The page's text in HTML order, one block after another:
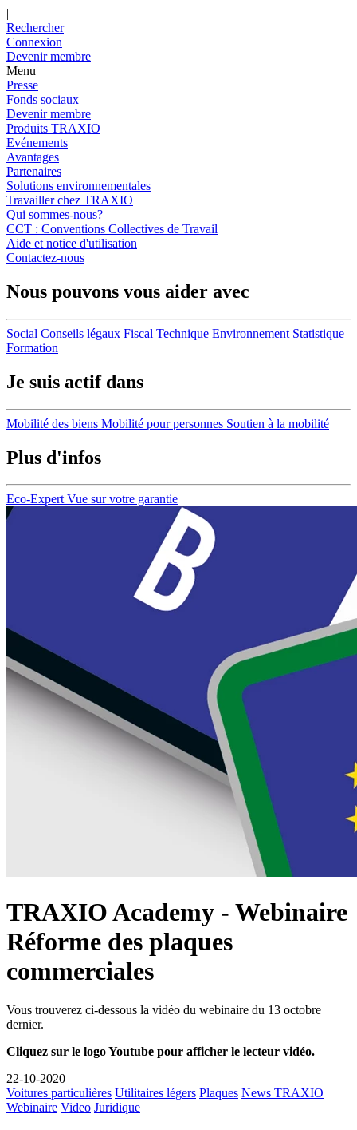
|
Rechercher
Connexion
Devenir membre
Menu
Presse
Fonds sociaux
Devenir membre
Produits TRAXIO
Evénements
Avantages
Partenaires
Solutions environnementales
Travailler chez TRAXIO
Qui sommes-nous?
CCT : Conventions Collectives de Travail
Aide et notice d'utilisation
Contactez-nous
Nous pouvons vous aider avec
Social Conseils légaux Fiscal Technique Environnement Statistique
Formation
Je suis actif dans
Mobilité des biens Mobilité pour personnes Soutien à la mobilité
Plus d'infos
Eco-Expert Vue sur votre garantie
TRAXIO Academy - Webinaire
Réforme des plaques
commerciales
Vous trouverez ci-dessous la vidéo du webinaire du 13 octobre
dernier.
Cliquez sur le logo Youtube pour afficher le lecteur vidéo.
22-10-2020
Voitures particulières Utilitaires légers Plaques News TRAXIO
Webinaire Video Juridique